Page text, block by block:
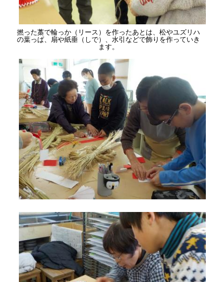
撚った藁で輪っか（リース）を作ったあとは、松やユズリハ
の葉っぱ、扇や紙垂（しで）、水引などで飾りを作っていき
ます。